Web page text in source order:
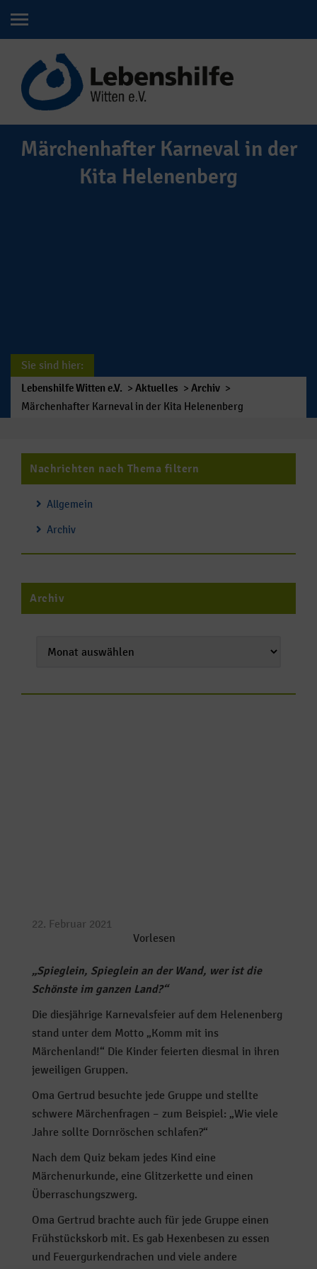
Märchenhafter Karneval in der
Kita Helenenberg
Sie sind hier:
Lebenshilfe Witten e.V. > Aktuelles > Archiv >
Märchenhafter Karneval in der Kita Helenenberg
Nachrichten nach Thema filtern
Allgemein
Archiv
Archiv
22. Februar 2021
Vorlesen
„Spieglein, Spieglein an der Wand, wer ist die
Schönste im ganzen Land?“
Die diesjährige Karnevalsfeier auf dem Helenenberg
stand unter dem Motto „Komm mit ins
Märchenland!“ Die Kinder feierten diesmal in ihren
jeweiligen Gruppen.
Oma Gertrud besuchte jede Gruppe und stellte
schwere Märchenfragen – zum Beispiel: „Wie viele
Jahre sollte Dornröschen schlafen?“
Nach dem Quiz bekam jedes Kind eine
Märchenurkunde, eine Glitzerkette und einen
Überraschungszwerg.
Oma Gertrud brachte auch für jede Gruppe einen
Frühstückskorb mit. Es gab Hexenbesen zu essen
und Feuergurkendrachen und viele andere